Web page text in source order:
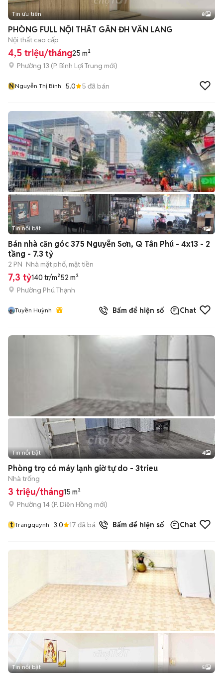
+2
Tin ưu tiên 8
PHÒNG FULL NỘI THẤT GẦN ĐH VĂN LANG
Nội thất cao cấp
4,5 triệu/tháng25 m²
Phường 13 (P. Bình Lợi Trung mới)
NNguyễn Thị Bình 5.0 5 đã bán
Tin nổi bật 4
Bán nhà căn góc 375 Nguyễn Sơn, Q Tân Phú - 4x13 - 2
tầng - 7.3 tỷ
2 PN Nhà mặt phố, mặt tiền
7,3 tỷ140 tr/m²52 m²
Phường Phú Thạnh
Tuyền Huỳnh Bấm để hiện số Chat
Tin nổi bật 4
Phòng trọ có máy lạnh giờ tự do - 3trieu
Nhà trống
3 triệu/tháng15 m²
Phường 14 (P. Diên Hồng mới)
t Trangquynh 3.0 17 đã bán Bấm để hiện số Chat
Tin nổi bật 5